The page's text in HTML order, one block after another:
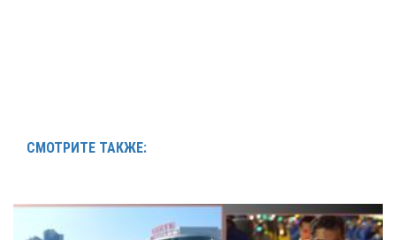
СМОТРИТЕ ТАКЖЕ: